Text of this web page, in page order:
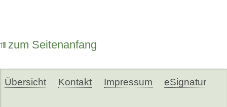
zum Seitenanfang
Übersicht Kontakt Impressum eSignatur